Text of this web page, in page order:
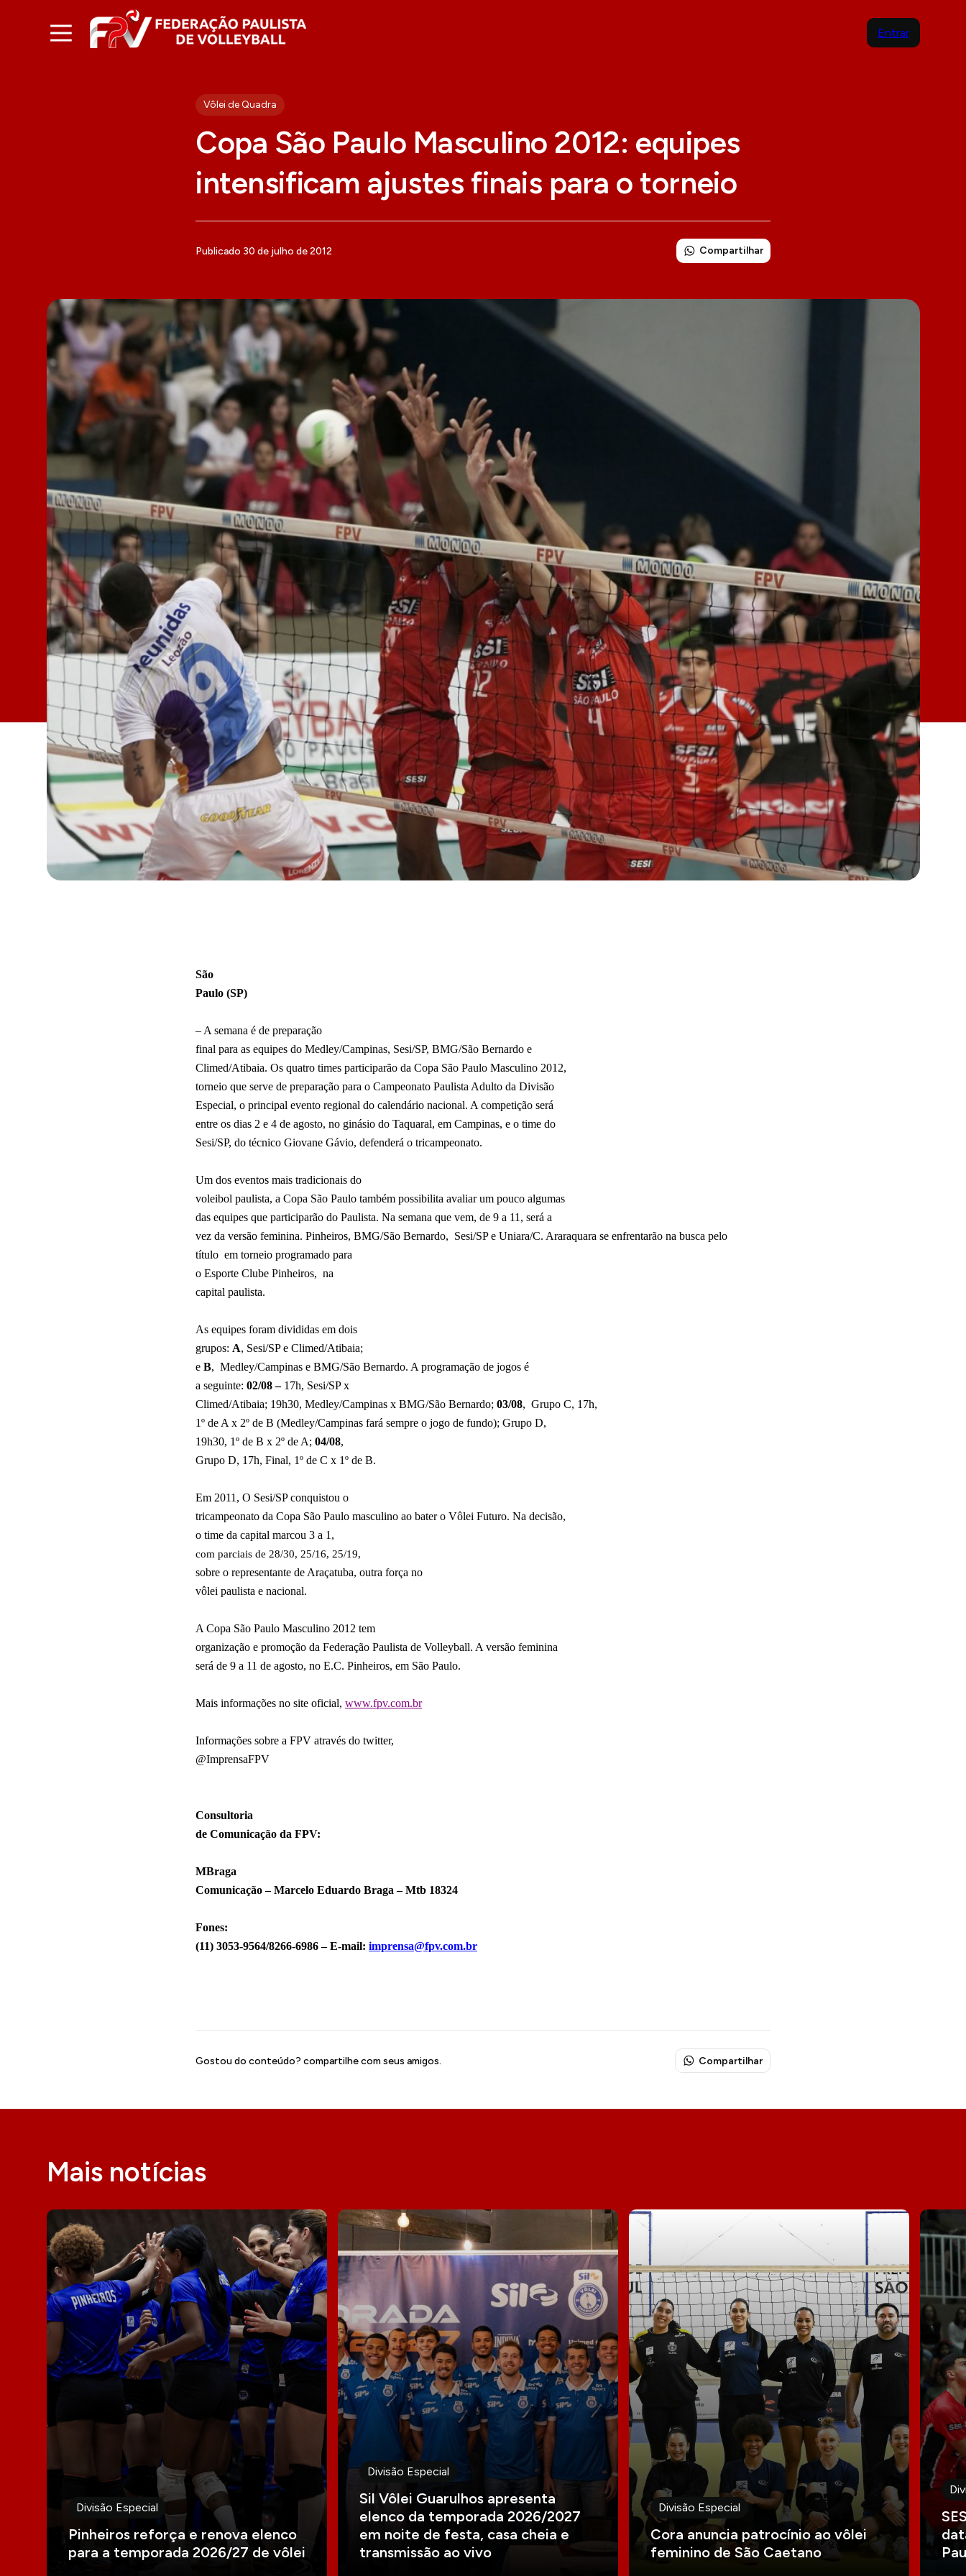
Entrar
Vôlei de Quadra
Copa São Paulo Masculino 2012: equipes
intensificam ajustes finais para o torneio
Publicado 30 de julho de 2012 Compartilhar
São
Paulo (SP)
– A semana é de preparação
final para as equipes do Medley/Campinas, Sesi/SP, BMG/São Bernardo e
Climed/Atibaia. Os quatro times participarão da Copa São Paulo Masculino 2012,
torneio que serve de preparação para o Campeonato Paulista Adulto da Divisão
Especial, o principal evento regional do calendário nacional. A competição será
entre os dias 2 e 4 de agosto, no ginásio do Taquaral, em Campinas, e o time do
Sesi/SP, do técnico Giovane Gávio, defenderá o tricampeonato.
Um dos eventos mais tradicionais do
voleibol paulista, a Copa São Paulo também possibilita avaliar um pouco algumas
das equipes que participarão do Paulista. Na semana que vem, de 9 a 11, será a
vez da versão feminina. Pinheiros, BMG/São Bernardo, Sesi/SP e Uniara/C. Araraquara se enfrentarão na busca pelo
título em torneio programado para
o Esporte Clube Pinheiros, na
capital paulista.
As equipes foram divididas em dois
grupos: A, Sesi/SP e Climed/Atibaia;
e B, Medley/Campinas e BMG/São Bernardo. A programação de jogos é
a seguinte: 02/08 –17h, Sesi/SP x
Climed/Atibaia; 19h30, Medley/Campinas x BMG/São Bernardo; 03/08, Grupo C, 17h,
1º de A x 2º de B (Medley/Campinas fará sempre o jogo de fundo); Grupo D,
19h30, 1º de B x 2º de A; 04/08,
Grupo D, 17h, Final, 1º de C x 1º de B.
Em 2011, O Sesi/SP conquistou o
tricampeonato da Copa São Paulo masculino ao bater o Vôlei Futuro. Na decisão,
o time da capital marcou 3 a 1,
com parciais de 28/30, 25/16, 25/19,
sobre o representante de Araçatuba, outra força no
vôlei paulista e nacional.
A Copa São Paulo Masculino 2012 tem
organização e promoção da Federação Paulista de Volleyball. A versão feminina
será de 9 a 11 de agosto, no E.C. Pinheiros, em São Paulo.
Mais informações no site oficial, www.fpv.com.br
Informações sobre a FPV através do twitter,
@ImprensaFPV
Consultoria
de Comunicação da FPV:
MBraga
Comunicação – Marcelo Eduardo Braga – Mtb 18324
Fones:
(11) 3053-9564/8266-6986 – E-mail: imprensa@fpv.com.br
Gostou do conteúdo? compartilhe com seus amigos. Compartilhar
Mais notícias
Divisão Especial
Pinheiros reforça e renova elenco
para a temporada 2026/27 de vôlei
Divisão Especial
Sil Vôlei Guarulhos apresenta
elenco da temporada 2026/2027
em noite de festa, casa cheia e
transmissão ao vivo
Divisão Especial
Cora anuncia patrocínio ao vôlei
feminino de São Caetano